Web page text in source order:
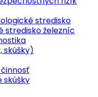
stredisko
stredisko železníc
skúšky)